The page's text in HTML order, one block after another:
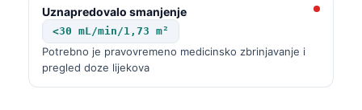
Uznapredovalo smanjenje
<30 mL/min/1,73 m²
Potrebno je pravovremeno medicinsko zbrinjavanje i
pregled doze lijekova
Türkçe
Română
简体中文